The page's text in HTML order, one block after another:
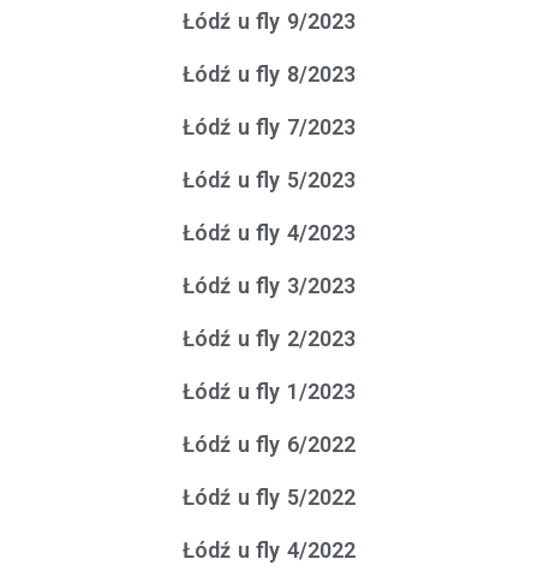
Łódź u fly 9/2023
Łódź u fly 8/2023
Łódź u fly 7/2023
Łódź u fly 5/2023
Łódź u fly 4/2023
Łódź u fly 3/2023
Łódź u fly 2/2023
Łódź u fly 1/2023
Łódź u fly 6/2022
Łódź u fly 5/2022
Łódź u fly 4/2022